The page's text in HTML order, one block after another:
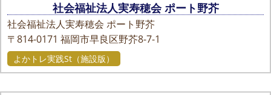
社会福祉法人実寿穂会 ポート野芥
社会福祉法人実寿穂会 ポート野芥
〒814-0171 福岡市早良区野芥8-7-1
よかトレ実践St（施設版）